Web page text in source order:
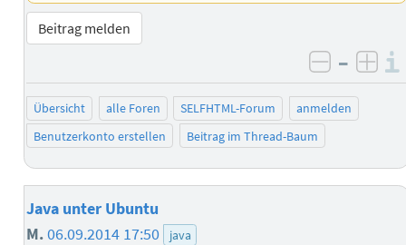
Beitrag melden
negativ
–
Übersicht alle Foren SELFHTML-Forum
anmelden
Benutzerkonto erstellen
Beitrag im Thread-Baum
Java unter Ubuntu
M.06.09.2014 17:50 java